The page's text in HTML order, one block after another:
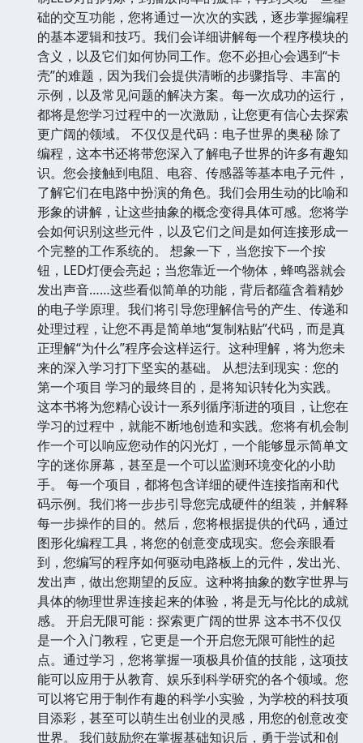
础的交互功能，您将通过一次次的实践，逐步掌握编程
的基本逻辑和技巧。我们会详细讲解每一个程序模块的
含义，以及它们如何协同工作。您不必担心会遇到“卡
壳”的难题，因为我们会提供清晰的步骤指导、丰富的
示例，以及常见问题的解决方案。每一次成功的运行，
都将是您学习过程中的一次激励，让您更有信心去探索
更广阔的领域。 不仅仅是代码：电子世界的奥秘 除了
编程，这本书还将带您深入了解电子世界的许多有趣知
识。您会接触到电阻、电容、传感器等基本电子元件，
了解它们在电路中扮演的角色。我们会用生动的比喻和
形象的讲解，让这些抽象的概念变得具体可感。您将学
会如何识别这些元件，以及它们之间是如何连接形成一
个完整的工作系统的。 想象一下，当您按下一个按
钮，LED灯便会亮起；当您靠近一个物体，蜂鸣器就会
发出声音……这些看似简单的功能，背后都蕴含着精妙
的电子学原理。我们将引导您理解信号的产生、传递和
处理过程，让您不再是简单地“复制粘贴”代码，而是真
正理解“为什么”程序会这样运行。这种理解，将为您未
来的深入学习打下坚实的基础。 从想法到现实：您的
第一个项目 学习的最终目的，是将知识转化为实践。
这本书将为您精心设计一系列循序渐进的项目，让您在
学习的过程中，就能不断地创造和实践。您将有机会制
作一个可以响应您动作的闪光灯，一个能够显示简单文
字的迷你屏幕，甚至是一个可以监测环境变化的小助
手。 每一个项目，都将包含详细的硬件连接指南和代
码示例。我们将一步步引导您完成硬件的组装，并解释
每一步操作的目的。然后，您将根据提供的代码，通过
图形化编程工具，将您的创意变成现实。您会亲眼看
到，您编写的程序如何驱动电路板上的元件，发出光、
发出声，做出您期望的反应。这种将抽象的数字世界与
具体的物理世界连接起来的体验，将是无与伦比的成就
感。 开启无限可能：探索更广阔的世界 这本书不仅仅
是一个入门教程，它更是一个开启您无限可能性的起
点。通过学习，您将掌握一项极具价值的技能，这项技
能可以应用于从教育、娱乐到科学研究的各个领域。您
可以将它用于制作有趣的科学小实验，为学校的科技项
目添彩，甚至可以萌生出创业的灵感，用您的创意改变
世界。 我们鼓励您在掌握基础知识后，勇于尝试和创